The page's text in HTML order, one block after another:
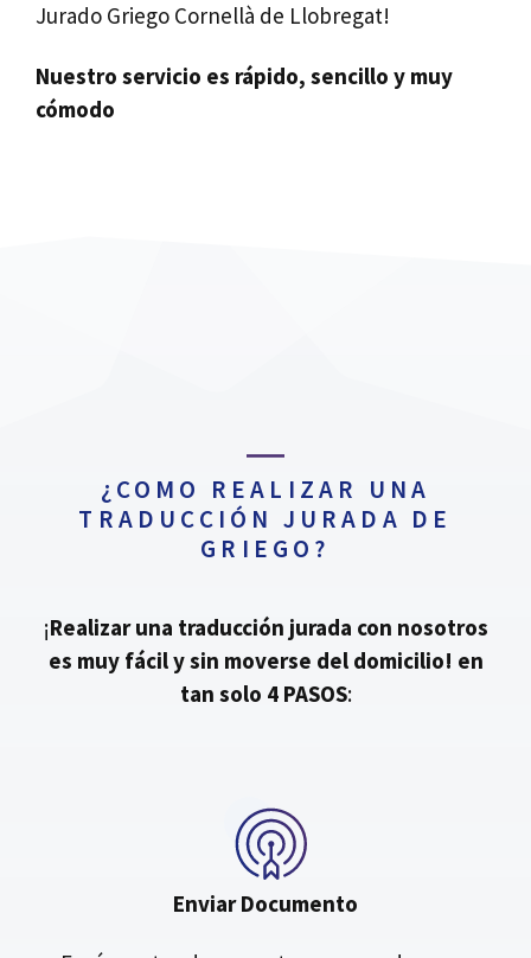
Jurado Griego Cornellà de Llobregat!
Nuestro servicio es rápido, sencillo y muy
cómodo
¿COMO REALIZAR UNA
TRADUCCIÓN JURADA DE
GRIEGO?
¡Realizar una traducción jurada con nosotros
es muy fácil y sin moverse del domicilio! en
tan solo 4 PASOS:
Enviar Documento